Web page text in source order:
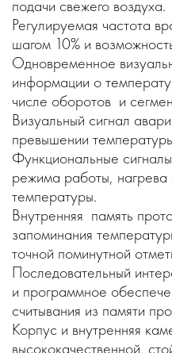
подачи свежего воздуха.
Регулируемая частота
шагом 10% и
Одновременное
информации о
числе оборотов и
Визуальный сигнал
превышении
Функциональные
режима работы,
температуры.
Внутренняя память
запоминания
точной поминутной
Последовательный
и программное
считывания из памяти
Корпус и внутренняя
высококачественной,